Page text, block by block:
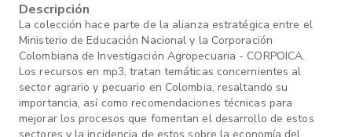
Descripción
La colección hace parte de la alianza estratégica entre el
Ministerio de Educación Nacional y la Corporación
Colombiana de Investigación Agropecuaria - CORPOICA.
Los recursos en mp3, tratan temáticas concernientes al
sector agrario y pecuario en Colombia, resaltando su
importancia, así como recomendaciones técnicas para
mejorar los procesos que fomentan el desarrollo de estos